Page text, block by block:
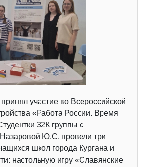
участие во Всероссийской
«Работа России. Время
32К группы с
Ю.С. провели три
школ города Кургана и
настольную игру «Славянские